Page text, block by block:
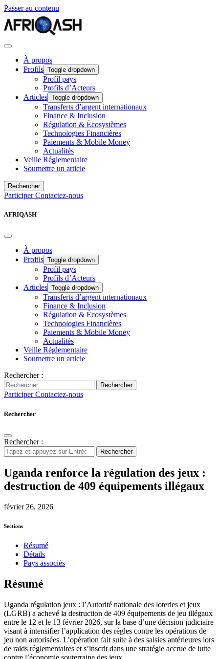
Passer au contenu
À propos
Profils Toggle dropdown
Profil pays
Profils d’Acteurs
Articles Toggle dropdown
Transferts d’argent internationaux
Finance & Inclusion
Régulation & Écosystèmes
Technologies Financières
Paiements & Mobile Money
Actualités
Veille Réglementaire
Soumettre un article
Rechercher
ParticiperContactez-nous
AFRIQASH
À propos
Profils Toggle dropdown
Profil pays
Profils d’Acteurs
Articles Toggle dropdown
Transferts d’argent internationaux
Finance & Inclusion
Régulation & Écosystèmes
Technologies Financières
Paiements & Mobile Money
Actualités
Veille Réglementaire
Soumettre un article
Rechercher :
Rechercher
ParticiperContactez-nous
Rechercher
Rechercher :
Rechercher
Uganda renforce la régulation des jeux :
destruction de 409 équipements illégaux
février 26, 2026
Sections
Résumé
Détails
Pays associés
Résumé
Uganda régulation jeux : l’Autorité nationale des loteries et jeux
(LGRB) a achevé la destruction de 409 équipements de jeu illégaux
entre le 12 et le 13 février 2026, sur la base d’une décision judiciaire
visant à intensifier l’application des règles contre les opérations de
jeu non autorisées. L’opération fait suite à des saisies antérieures lors
de raids réglementaires et s’inscrit dans une stratégie accrue de lutte